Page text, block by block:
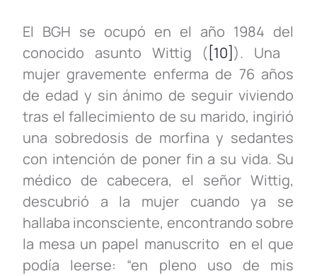
El BGH se ocupó en el año 1984 del
conocido asunto Wittig ( [10] ). Una
mujer gravemente enferma de 76 años
de edad y sin ánimo de seguir viviendo
tras el fallecimiento de su marido, ingirió
una sobredosis de morfina y sedantes
con intención de poner fin a su vida. Su
médico de cabecera, el señor Wittig,
descubrió a la mujer cuando ya se
hallaba inconsciente, encontrando sobre
la mesa un papel manuscrito en el que
podía leerse: “en pleno uso de mis